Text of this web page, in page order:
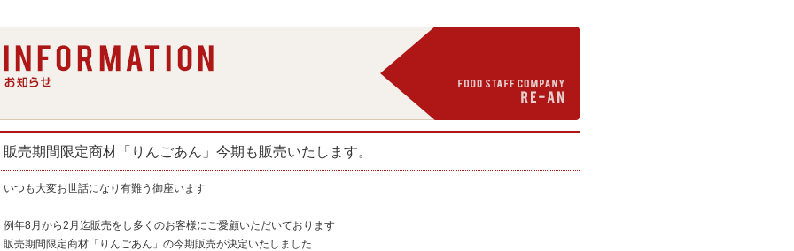
販売期間限定商材「りんごあん」今期も販売いたします。
いつも大変お世話になり有難う御座います
例年8月から2月迄販売をし多くのお客様にご愛顧いただいております
販売期間限定商材「りんごあん」の今期販売が決定いたしました